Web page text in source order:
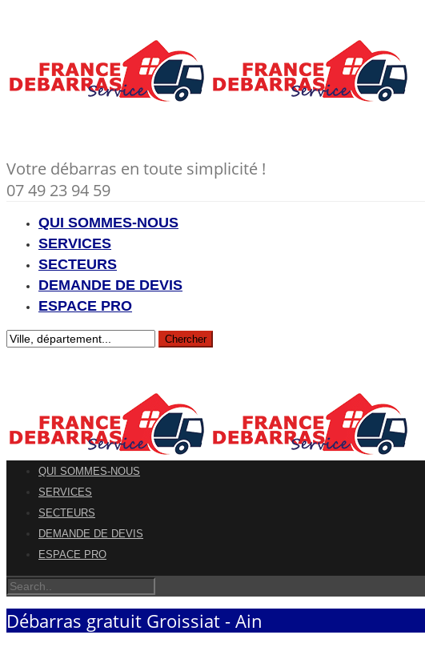
Votre débarras en toute simplicité !
07 49 23 94 59
QUI SOMMES-NOUS
SERVICES
SECTEURS
DEMANDE DE DEVIS
ESPACE PRO
QUI SOMMES-NOUS
SERVICES
SECTEURS
DEMANDE DE DEVIS
ESPACE PRO
Débarras gratuit Groissiat - Ain